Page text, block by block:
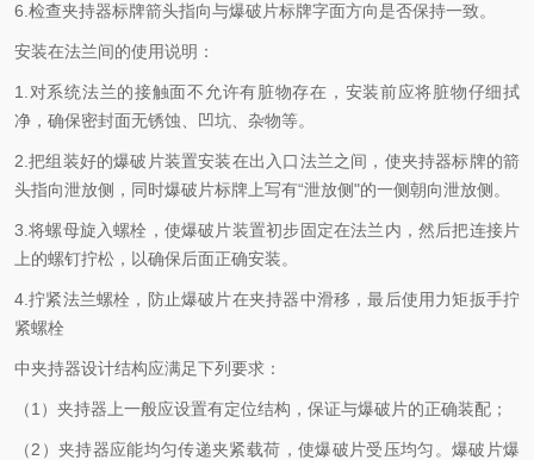
6.检查夹持器标牌箭头指向与爆破片标牌字面方向是否保持一致。
安装在法兰间的使用说明：
1.对系统法兰的接触面不允许有脏物存在，安装前应将脏物仔细拭
净，确保密封面无锈蚀、凹坑、杂物等。
2.把组装好的爆破片装置安装在出入口法兰之间，使夹持器标牌的箭
头指向泄放侧，同时爆破片标牌上写有“泄放侧"的一侧朝向泄放侧。
3.将螺母旋入螺栓，使爆破片装置初步固定在法兰内，然后把连接片
上的螺钉拧松，以确保后面正确安装。
4.拧紧法兰螺栓，防止爆破片在夹持器中滑移，最后使用力矩扳手拧
紧螺栓
中夹持器设计结构应满足下列要求：
（1）夹持器上一般应设置有定位结构，保证与爆破片的正确装配；
（2）夹持器应能均匀传递夹紧载荷，使爆破片受压均匀。爆破片爆